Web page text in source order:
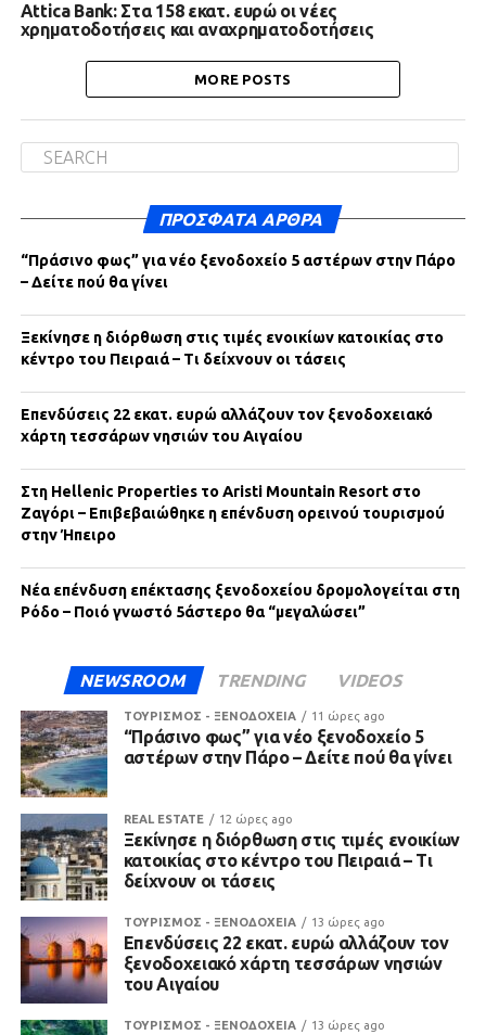
Attica Bank: Στα 158 εκατ. ευρώ οι νέες
χρηματοδοτήσεις και αναχρηματοδοτήσεις
MORE POSTS
ΠΡΌΣΦΑΤΑ ΆΡΘΡΑ
“Πράσινο φως” για νέο ξενοδοχείο 5 αστέρων στην Πάρο
– Δείτε πού θα γίνει
Ξεκίνησε η διόρθωση στις τιμές ενοικίων κατοικίας στο
κέντρο του Πειραιά – Τι δείχνουν οι τάσεις
Επενδύσεις 22 εκατ. ευρώ αλλάζουν τον ξενοδοχειακό
χάρτη τεσσάρων νησιών του Αιγαίου
Στη Hellenic Properties το Aristi Mountain Resort στο
Ζαγόρι – Επιβεβαιώθηκε η επένδυση ορεινού τουρισμού
στην Ήπειρο
Νέα επένδυση επέκτασης ξενοδοχείου δρομολογείται στη
Ρόδο – Ποιό γνωστό 5άστερο θα “μεγαλώσει”
NEWSROOM TRENDING VIDEOS
ΤΟΥΡΙΣΜΟΣ - ΞΕΝΟΔΟΧΕΙΑ 11 ώρες ago
“Πράσινο φως” για νέο ξενοδοχείο 5
αστέρων στην Πάρο – Δείτε πού θα γίνει
REAL ESTATE 12 ώρες ago
Ξεκίνησε η διόρθωση στις τιμές ενοικίων
κατοικίας στο κέντρο του Πειραιά – Τι
δείχνουν οι τάσεις
ΤΟΥΡΙΣΜΟΣ - ΞΕΝΟΔΟΧΕΙΑ 13 ώρες ago
Επενδύσεις 22 εκατ. ευρώ αλλάζουν τον
ξενοδοχειακό χάρτη τεσσάρων νησιών
του Αιγαίου
ΤΟΥΡΙΣΜΟΣ - ΞΕΝΟΔΟΧΕΙΑ 13 ώρες ago